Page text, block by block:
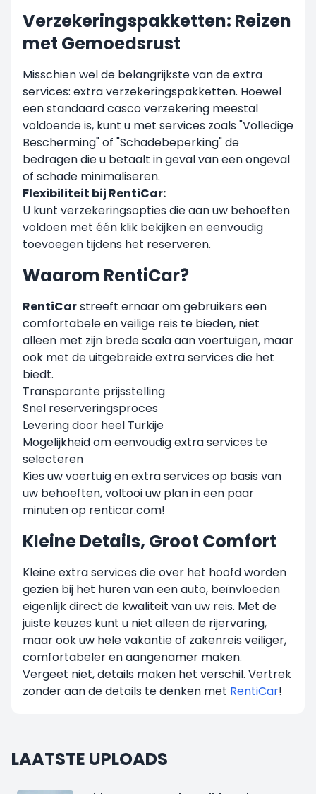
Verzekeringspakketten: Reizen
met Gemoedsrust
Misschien wel de belangrijkste van de extra
services: extra verzekeringspakketten. Hoewel
een standaard casco verzekering meestal
voldoende is, kunt u met services zoals "Volledige
Bescherming" of "Schadebeperking" de
bedragen die u betaalt in geval van een ongeval
of schade minimaliseren.
Flexibiliteit bij RentiCar:
U kunt verzekeringsopties die aan uw behoeften
voldoen met één klik bekijken en eenvoudig
toevoegen tijdens het reserveren.
Waarom RentiCar?
RentiCarstreeft ernaar om gebruikers een
comfortabele en veilige reis te bieden, niet
alleen met zijn brede scala aan voertuigen, maar
ook met de uitgebreide extra services die het
biedt.
Transparante prijsstelling
Snel reserveringsproces
Levering door heel Turkije
Mogelijkheid om eenvoudig extra services te
selecteren
Kies uw voertuig en extra services op basis van
uw behoeften, voltooi uw plan in een paar
minuten op renticar.com!
Kleine Details, Groot Comfort
Kleine extra services die over het hoofd worden
gezien bij het huren van een auto, beïnvloeden
eigenlijk direct de kwaliteit van uw reis. Met de
juiste keuzes kunt u niet alleen de rijervaring,
maar ook uw hele vakantie of zakenreis veiliger,
comfortabeler en aangenamer maken.
Vergeet niet, details maken het verschil. Vertrek
zonder aan de details te denken met RentiCar!
LAATSTE UPLOADS